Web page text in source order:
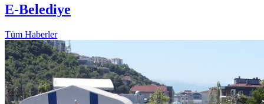
E-Belediye
Tüm Haberler